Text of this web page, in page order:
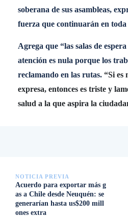
soberana de sus asambleas,
fuerza que continuarán en
Agrega que “las salas de
atención es nula porque los
reclamando en las rutas. “Si es
expresa, entonces es triste y
salud a la que aspira la
NOTICIA PREVIA
Acuerdo para exportar más g
as a Chile desde Neuquén: se
generarían hasta us$200 mill
ones extra